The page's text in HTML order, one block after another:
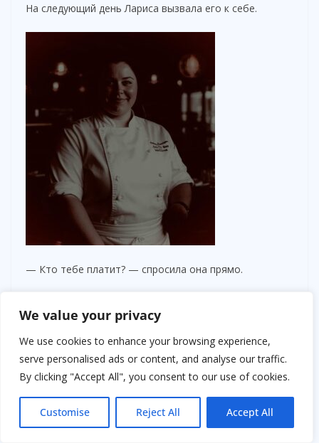
We value your privacy
We use cookies to enhance your browsing experience,
serve personalised ads or content, and analyse our traffic.
By clicking "Accept All", you consent to our use of cookies.
Customise Reject All Accept All
На следующий день Лариса вызвала его к себе.
— Кто тебе платит? — спросила она прямо.
— Я… не могу сказать. Они обещали… — он осёкся и
посмотрел на дверь, будто кто-то мог подслушать.
— Если ты продолжишь молчать, ресторан закроют,
а ты окажешься в тюрьме, — холодно сказала
Лариса. — Выбирай, на чьей ты стороне.